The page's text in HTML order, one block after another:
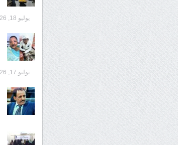
يوليو 18, 2026
يوليو 17, 2026